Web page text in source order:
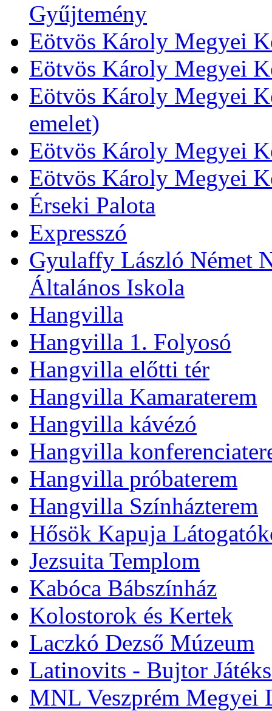
Gyűjtemény
Eötvös Károly Megyei
Eötvös Károly Megyei
Eötvös Károly Megyei
emelet)
Eötvös Károly Megyei
Eötvös Károly Megyei
Érseki Palota
Expresszó
Gyulaffy László Német
Általános Iskola
Hangvilla
Hangvilla 1. Folyosó
Hangvilla előtti tér
Hangvilla Kamaraterem
Hangvilla kávézó
Hangvilla
Hangvilla próbaterem
Hangvilla Színházterem
Hősök Kapuja
Jezsuita Templom
Kabóca Bábszínház
Kolostorok és Kertek
Laczkó Dezső Múzeum
Latinovits - Bujtor
MNL Veszprém Megyei